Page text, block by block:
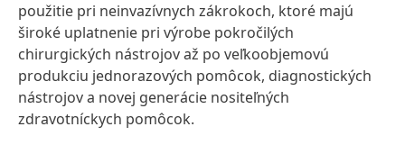
použitie pri neinvazívnych zákrokoch, ktoré majú
široké uplatnenie pri výrobe pokročilých
chirurgických nástrojov až po veľkoobjemovú
produkciu jednorazových pomôcok, diagnostických
nástrojov a novej generácie nositeľných
zdravotníckych pomôcok.